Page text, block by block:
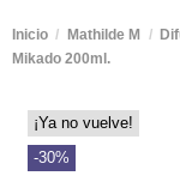
Inicio Mathilde M
Mikado 200ml.
¡Ya no vuelve!
-30%